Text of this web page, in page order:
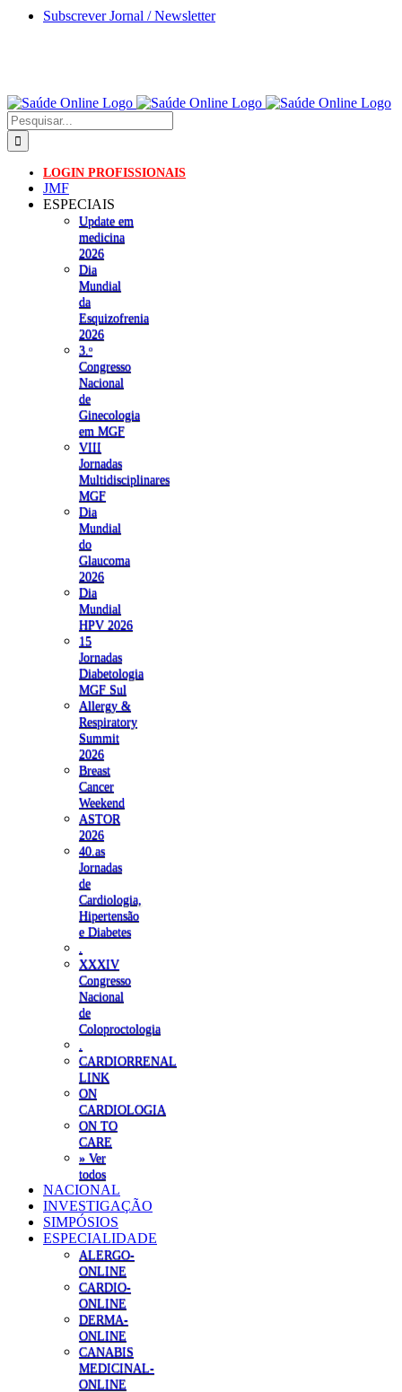
Skip
Subscrever Jornal / Newsletter
Pesquisar
LOGIN PROFISSIONAIS
JMF
ESPECIAIS
Update em
medicina
2026
Dia
Mundial
da
Esquizofrenia
2026
3.ᵒ
Congresso
Nacional
de
Ginecologia
em MGF
VIII
Jornadas
Multidisciplinares
MGF
Dia
Mundial
do
Glaucoma
2026
Dia
Mundial
HPV 2026
15
Jornadas
Diabetologia
MGF Sul
Allergy &
Respiratory
Summit
2026
Breast
Cancer
Weekend
ASTOR
2026
40.as
Jornadas
de
Cardiologia,
Hipertensão
e Diabetes
XXXIV
Congresso
Nacional
de
Coloproctologia
CARDIORRENAL
LINK
ON
CARDIOLOGIA
ON TO
CARE
» Ver
todos
NACIONAL
INVESTIGAÇÃO
SIMPÓSIOS
ESPECIALIDADE
ALERGO-
ONLINE
CARDIO-
ONLINE
DERMA-
ONLINE
CANABIS
MEDICINAL-
ONLINE